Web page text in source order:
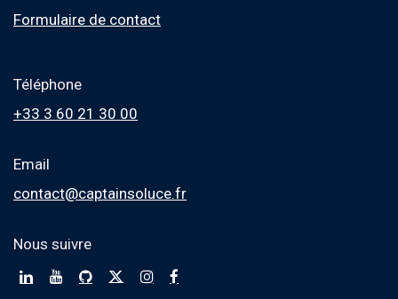
Formulaire de contact
Téléphone
+33 3 60 21 30 00
Email
contact@captainsoluce.fr
Nous suivre